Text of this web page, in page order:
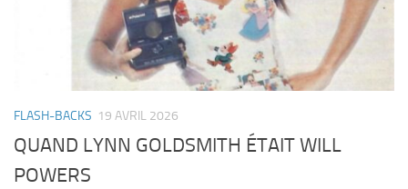
FLASH-BACKS 19 AVRIL 2026
QUAND LYNN GOLDSMITH ÉTAIT WILL
POWERS